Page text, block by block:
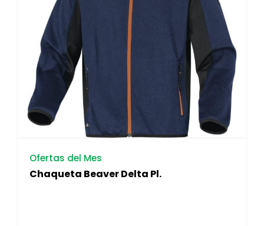
Ofertas del Mes
Chaqueta Beaver Delta Pl.